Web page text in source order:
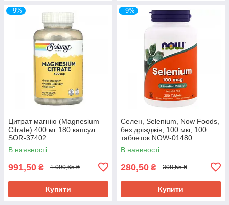
–9%
Цитрат магнію (Magnesium
Citrate) 400 мг 180 капсул
SOR-37402
В наявності
991,50 ₴ 1 090,65 ₴
Купити
–9%
Селен, Selenium, Now Foods,
без дріжджів, 100 мкг, 100
таблеток NOW-01480
В наявності
280,50 ₴ 308,55 ₴
Купити